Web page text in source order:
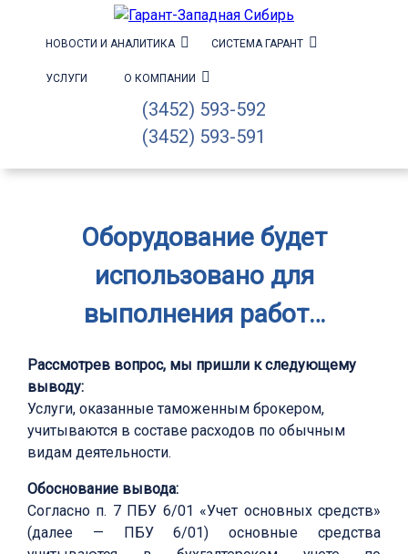
НОВОСТИ И АНАЛИТИКА СИСТЕМА ГАРАНТ
УСЛУГИ О КОМПАНИИ
(3452) 593-592
(3452) 593-591
Оборудование будет
использовано для
выполнения работ…
Рассмотрев вопрос, мы пришли к следующему
выводу:
Услуги, оказанные таможенным брокером,
учитываются в составе расходов по обычным
видам деятельности.
Обоснование вывода:
Согласно п. 7 ПБУ 6/01 «Учет основных средств»
(далее — ПБУ 6/01) основные средства